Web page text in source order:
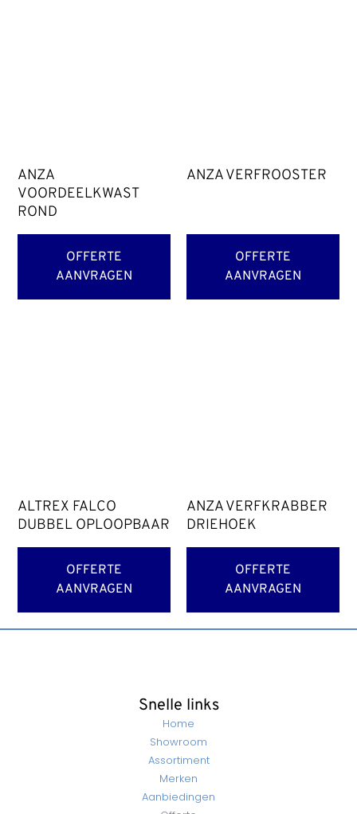
ANZA
VOORDEELKWAST
ROND
OFFERTE
AANVRAGEN
ANZA VERFROOSTER
OFFERTE
AANVRAGEN
ALTREX FALCO
DUBBEL OPLOOPBAAR
OFFERTE
AANVRAGEN
ANZA VERFKRABBER
DRIEHOEK
OFFERTE
AANVRAGEN
Snelle links
Home
Showroom
Assortiment
Merken
Aanbiedingen